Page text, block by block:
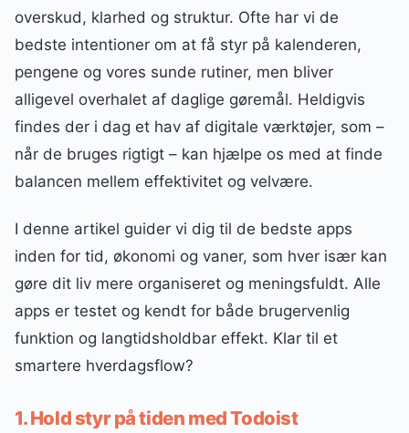
overskud, klarhed og struktur. Ofte har vi de
bedste intentioner om at få styr på kalenderen,
pengene og vores sunde rutiner, men bliver
alligevel overhalet af daglige gøremål. Heldigvis
findes der i dag et hav af digitale værktøjer, som –
når de bruges rigtigt – kan hjælpe os med at finde
balancen mellem effektivitet og velvære.
I denne artikel guider vi dig til de bedste apps
inden for tid, økonomi og vaner, som hver især kan
gøre dit liv mere organiseret og meningsfuldt. Alle
apps er testet og kendt for både brugervenlig
funktion og langtidsholdbar effekt. Klar til et
smartere hverdagsflow?
1. Hold styr på tiden med Todoist